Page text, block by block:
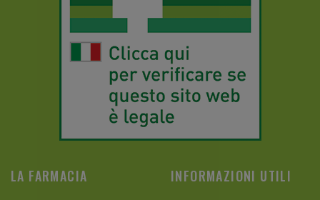
LA FARMACIA INFORMAZIONI UTILI